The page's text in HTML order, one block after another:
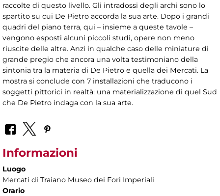
raccolte di questo livello. Gli intradossi degli archi sono lo
spartito su cui De Pietro accorda la sua arte. Dopo i grandi
quadri del piano terra, qui – insieme a queste tavole –
vengono esposti alcuni piccoli studi, opere non meno
riuscite delle altre. Anzi in qualche caso delle miniature di
grande pregio che ancora una volta testimoniano della
sintonia tra la materia di De Pietro e quella dei Mercati. La
mostra si conclude con 7 installazioni che traducono i
soggetti pittorici in realtà: una materializzazione di quel Sud
che De Pietro indaga con la sua arte.
Informazioni
Luogo
Mercati di Traiano Museo dei Fori Imperiali
Orario